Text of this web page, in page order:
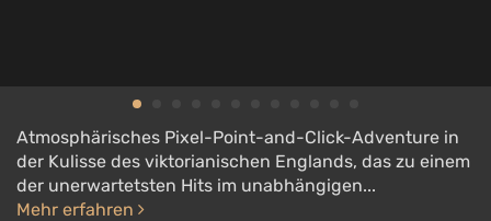
Atmosphärisches Pixel-Point-and-Click-Adventure in
der Kulisse des viktorianischen Englands, das zu einem
der unerwartetsten Hits im unabhängigen...
Mehr erfahren